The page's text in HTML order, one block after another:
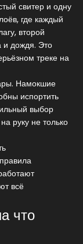
свитер и одну
где каждый
второй
и дождя. Это
треке на
Намокшие
испортить
выбор
руку не только
всё
что